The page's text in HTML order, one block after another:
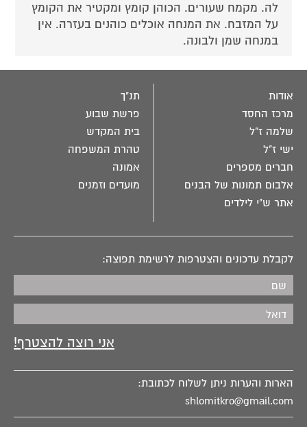
לה. מקמח שעורים. הכוהן קומץ ומקטיר את הקומץ
על המזבח. את המנחה אוכלים כוהנים בעזרה. אין
במנחה שמן ולבונה.
אודות
מרכז החסד
שלמה ז"ל
ישי ז"ל
חברים מספרים
אלבום תמונות של הבנים
אתר ש"י לילדים
תנ"ך
פרשת שבוע
בית המקדש
טהרת המשפחה
אמונה
מועדים וזמנים
לקבלת עדכונים והצטרפות לרשימת תפוצה:
הארות והערות ניתן לשלוח לכתובת:
shlomitkro@gmail.com